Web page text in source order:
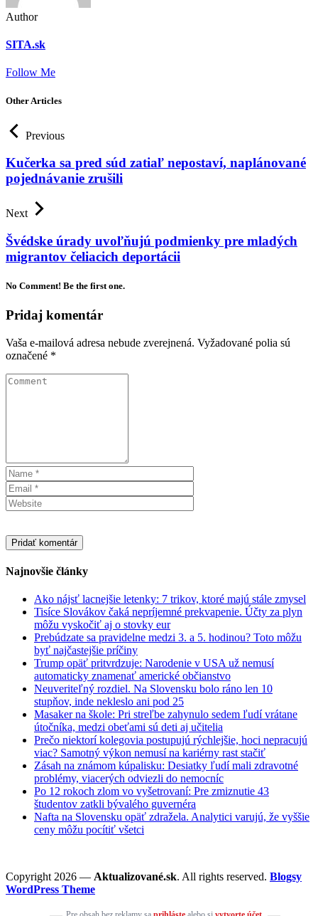
Author
SITA.sk
Follow Me
Other Articles
Previous
Kučerka sa pred súd zatiaľ nepostaví, naplánované
pojednávanie zrušili
Next
Švédske úrady uvoľňujú podmienky pre mladých
migrantov čeliacich deportácii
No Comment! Be the first one.
Pridaj komentár
Vaša e-mailová adresa nebude zverejnená. Vyžadované polia sú
označené *
Najnovšie články
Ako nájsť lacnejšie letenky: 7 trikov, ktoré majú stále zmysel
Tisíce Slovákov čaká nepríjemné prekvapenie. Účty za plyn
môžu vyskočiť aj o stovky eur
Prebúdzate sa pravidelne medzi 3. a 5. hodinou? Toto môžu
byť najčastejšie príčiny
Trump opäť pritvrdzuje: Narodenie v USA už nemusí
automaticky znamenať americké občianstvo
Neuveriteľný rozdiel. Na Slovensku bolo ráno len 10
stupňov, inde nekleslo ani pod 25
Masaker na škole: Pri streľbe zahynulo sedem ľudí vrátane
útočníka, medzi obeťami sú deti aj učitelia
Prečo niektorí kolegovia postupujú rýchlejšie, hoci nepracujú
viac? Samotný výkon nemusí na kariérny rast stačiť
Zásah na známom kúpalisku: Desiatky ľudí mali zdravotné
problémy, viacerých odviezli do nemocníc
Po 12 rokoch zlom vo vyšetrovaní: Pre zmiznutie 43
študentov zatkli bývalého guvernéra
Nafta na Slovensku opäť zdražela. Analytici varujú, že vyššie
ceny môžu pocítiť všetci
Copyright 2026 — Aktualizované.sk. All rights reserved. Blogsy
WordPress Theme